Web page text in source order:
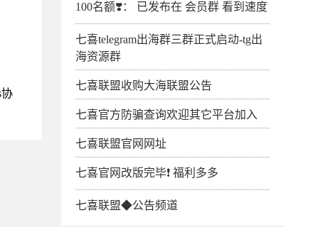
100名额❣️： 已发布在 会员群 看到速度
七喜telegram出海群三群正式启动-tg出
海资源群
七喜联盟收购大海联盟公告
七喜官方防骗查询欢迎其它平台加入
七喜联盟官网网址
七喜官网改版完毕❗️ 福利多多
七喜联盟◆公告频道